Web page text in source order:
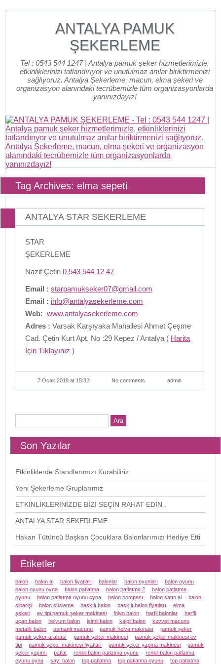
ANTALYA PAMUK
ŞEKERLEME
Tel : 0543 544 1247 | Antalya pamuk şeker hizmetlerimizle,
etkinliklerinizi tatlandırıyor ve unutulmaz anılar biriktirmenizi
sağlıyoruz. Antalya Şekerleme, macun, elma şekeri ve
organizasyon alanındaki tecrübemizle tüm organizasyonlarda
yanınızdayız!
Tag Archives: elma sepeti
ANTALYA STAR SEKERLEME
STAR
ŞEKERLEME
Nazif Çetin0 543 544 12 47
Email : starpamukseker07@gmail.com
Email : info@antalyasekerleme.com
Web: www.antalyasekerleme.com
Adres : Varsak Karşıyaka Mahallesi Ahmet Çeşme
Cad. Çetin Kurt Apt. No :29 Kepez / Antalya ( Harita
İçin Tıklayınız )
7 Ocak 2019 at 15:32 No comments admin
Son Yazılar
Etkinliklerde Standlarımızı Kurabiliriz.
Yeni Şekerleme Gruplarımız
ETKİNLİKLERİNİZDE BİZİ SEÇİN RAHAT EDİN .
ANTALYA STAR SEKERLEME
Hakan Tütüncü Başkan Çocuklara Balonlarımızı Hediye Etti
Etiketler
balon balon al balon fiyatları balonlar balon oyunları
balon oyunu
balon oyunu oyna
balon patlatma balon patlatma 2
balon patlatma
oyunu
balon patlatma oyunu oyna balon pompası balon satın al
balon
siparişi
balon süsleme baskılı balon baskılı balon fiyatları
elma
şekeri
ev tipi pamuk şeker makinesi folyo balon harfli balonlar
harfli
uçan balon
helyum balon isimli balon kalpli balon
kuvvet macunu
metalik balon
osmanlı macunu pamuk helva makinası
pamuk şeker
pamuk şeker arabası
pamuk şeker makinesi
pamuk şeker makinesi ev
tipi
pamuk şeker makinesi fiyatları pamuk şeker yapma makinesi
pamuk
şeker yapımı
patlat renkli balon patlatma oyunu
renkli balon patlatma
oyunu oyna
sayı balon top patlatma top patlatma oyunu top patlatma